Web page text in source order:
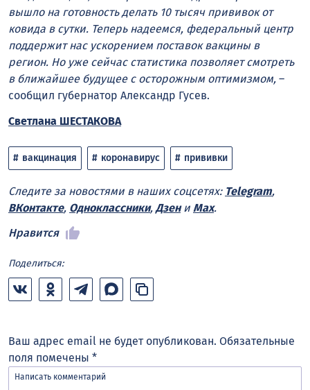
вышло на готовность делать 10 тысяч прививок от
ковида в сутки. Теперь надеемся, федеральный центр
поддержит нас ускорением поставок вакцины в
регион. Но уже сейчас статистика позволяет смотреть
в ближайшее будущее с осторожным оптимизмом, –
сообщил губернатор Александр Гусев.
Светлана ШЕСТАКОВА
вакцинация коронавирус прививки
Следите за новостями в наших соцсетях: Telegram,
ВКонтакте, Одноклассники, Дзени Max.
Нравится
Поделиться:
Ваш адрес email не будет опубликован. Обязательные
поля помечены *